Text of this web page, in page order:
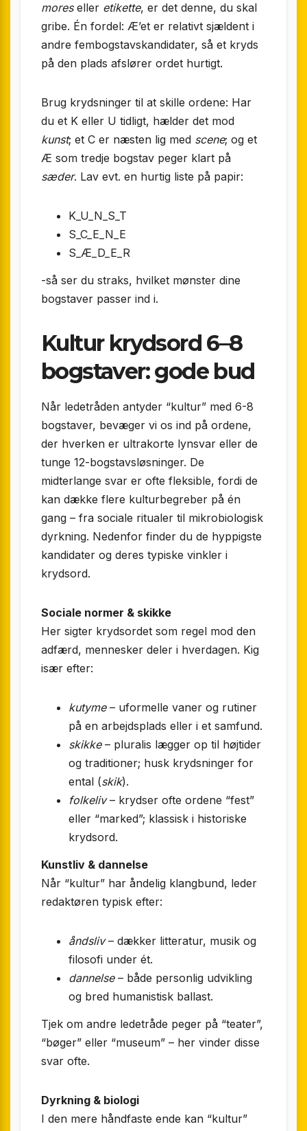
moreseller etikette, er det denne, du skal
gribe. Én fordel: Æ’et er relativt sjældent i
andre fembogstavs­kandidater, så et kryds
på den plads afslører ordet hurtigt.
Brug krydsninger til at skille ordene: Har
du et K eller U tidligt, hælder det mod
kunst; et C er næsten lig med scene; og et
Æ som tredje bogstav peger klart på
sæder. Lav evt. en hurtig liste på papir:
K_U_N_S_T
S_C_E_N_E
S_Æ_D_E_R
-så ser du straks, hvilket mønster dine
bogstaver passer ind i.
Kultur krydsord 6–8
bogstaver: gode bud
Når ledetråden antyder “kultur” med 6-8
bogstaver, bevæger vi os ind på ordene,
der hverken er ultrakorte lynsvar eller de
tunge 12-bogstavsløsninger. De
midterlange svar er ofte fleksible, fordi de
kan dække flere kulturbegreber på én
gang – fra sociale ritualer til mikrobiologisk
dyrkning. Nedenfor finder du de hyppigste
kandidater og deres typiske vinkler i
krydsord.
Sociale normer & skikke
Her sigter krydsordet som regel mod den
adfærd, mennesker deler i hverdagen. Kig
især efter:
kutyme– uformelle vaner og rutiner
på en arbejdsplads eller i et samfund.
skikke– pluralis lægger op til højtider
og traditioner; husk krydsninger for
ental (skik).
folkeliv– krydser ofte ordene “fest”
eller “marked”; klassisk i historiske
krydsord.
Kunstliv & dannelse
Når “kultur” har åndelig klangbund, leder
redaktøren typisk efter:
åndsliv– dækker litteratur, musik og
filosofi under ét.
dannelse– både personlig udvikling
og bred humanistisk ballast.
Tjek om andre ledetråde peger på “teater”,
“bøger” eller “museum” – her vinder disse
svar ofte.
Dyrkning & biologi
I den mere håndfaste ende kan “kultur”